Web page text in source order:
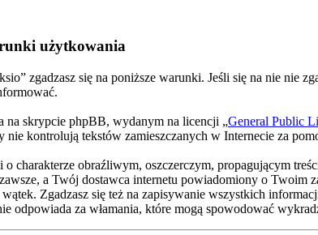
użytkowania
zgadzasz się na poniższe warunki. Jeśli się na nie
na skrypcie phpBB, wydanym na licencji „General Public
nie kontrolują tekstów zamieszczanych w Internecie za
charakterze obraźliwym, oszczerczym, propagującym
a Twój dostawca internetu powiadomiony o
Zgadzasz się też na zapisywanie wszystkich
odpowiada za włamania, które mogą spowodować